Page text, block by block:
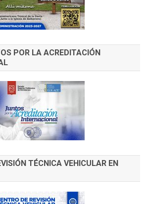
POR LA ACREDITACIÓN
TÉCNICA VEHICULAR EN